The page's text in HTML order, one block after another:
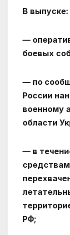
В выпуске:
—
боевых
— по
России
военному
области
— в
РФ;